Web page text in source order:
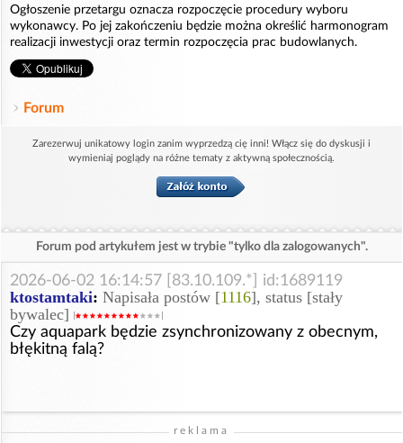
Ogłoszenie przetargu oznacza rozpoczęcie procedury wyboru
wykonawcy. Po jej zakończeniu będzie można określić harmonogram
realizacji inwestycji oraz termin rozpoczęcia prac budowlanych.
Forum
Zarezerwuj unikatowy login zanim wyprzedzą cię inni! Włącz się do dyskusji i
wymieniaj poglądy na różne tematy z aktywną społecznością.
Forum pod artykułem jest w trybie "tylko dla zalogowanych".
2026-06-02 16:14:57 [83.10.109.*] id:1689119
ktostamtaki: Napisała postów [1116], status [stały
bywalec]
Czy aquapark będzie zsynchronizowany z obecnym,
błękitną falą?
reklama